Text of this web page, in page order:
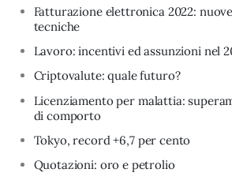
Fatturazione elettronica 2022:
tecniche
Lavoro: incentivi ed assunzioni nel
Criptovalute: quale futuro?
Licenziamento per malattia:
di comporto
Tokyo, record +6,7 per cento
Quotazioni: oro e petrolio